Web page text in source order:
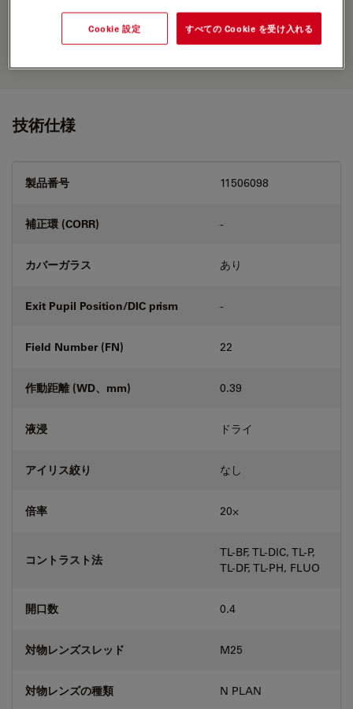
Discover the perfect solution. Explore
our
Objective Finder, compare
alternatives, and find the best fit for
技術仕様
製品番号 11506098
補正環 (CORR) -
カバーガラス あり
Exit Pupil Position/DIC prism -
Field Number (FN) 22
作動距離 (WD、mm) 0.39
液浸 ドライ
アイリス絞り なし
倍率 20⨉
コントラスト法
TL-BF, TL-DIC, TL-P,
TL-DF, TL-PH, FLUO
開口数 0.4
対物レンズスレッド M25
対物レンズの種類 N PLAN
Cookie 設定 すべての Cookie を受け入れる